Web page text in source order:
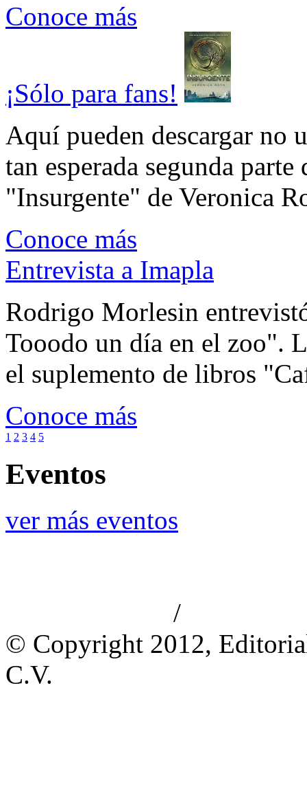
Conoce más
¡Sólo para fans!
Aquí pueden descargar no
tan esperada segunda
"Insurgente" de Veronica
Conoce más
Entrevista a Imapla
Rodrigo Morlesin
Tooodo un día en el zoo".
el suplemento de libros
Conoce más
1 2 3 4 5
Eventos
ver más eventos
/
© Copyright 2012,
C.V.